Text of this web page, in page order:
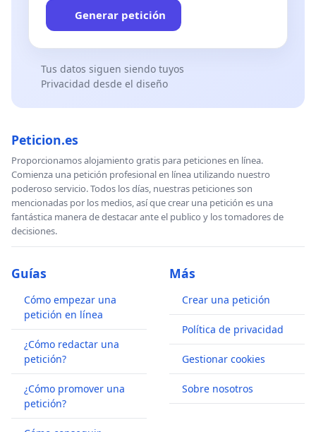
Generar petición
Tus datos siguen siendo tuyos
Privacidad desde el diseño
Peticion.es
Proporcionamos alojamiento gratis para peticiones en línea.
Comienza una petición profesional en línea utilizando nuestro
poderoso servicio. Todos los días, nuestras peticiones son
mencionadas por los medios, así que crear una petición es una
fantástica manera de destacar ante el publico y los tomadores de
decisiones.
Guías
Cómo empezar una
petición en línea
¿Cómo redactar una
petición?
¿Cómo promover una
petición?
Más
Crear una petición
Política de privacidad
Gestionar cookies
Sobre nosotros